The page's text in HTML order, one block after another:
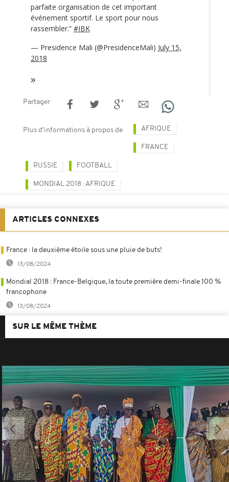
parfaite organisation de cet important
événement sportif. Le sport pour nous
rassembler.” #IBK
— Presidence Mali (@PresidenceMali) July 15,
2018
Partager
Plus d'informations à propos de AFRIQUE
FRANCE
RUSSIE FOOTBALL
MONDIAL 2018 : AFRIQUE
ARTICLES CONNEXES
France : la deuxième étoile sous une pluie de buts!
13/08/2024
Mondial 2018 : France-Belgique, la toute première demi-finale 100 %
francophone
13/08/2024
SUR LE MÊME THÈME